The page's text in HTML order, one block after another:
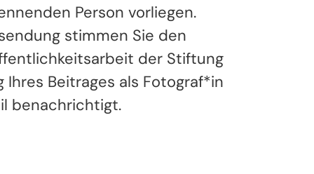
Person vorliegen.
stimmen Sie den
der Stiftung
Beitrages als Fotograf*in
benachrichtigt.